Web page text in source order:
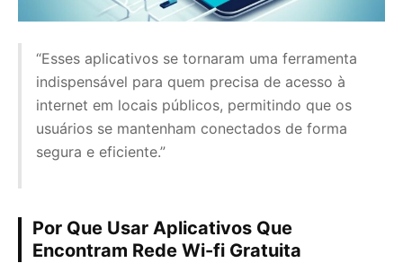
“Esses aplicativos se tornaram uma ferramenta
indispensável para quem precisa de acesso à
internet em locais públicos, permitindo que os
usuários se mantenham conectados de forma
segura e eficiente.”
Por Que Usar Aplicativos Que
Encontram Rede Wi-fi Gratuita